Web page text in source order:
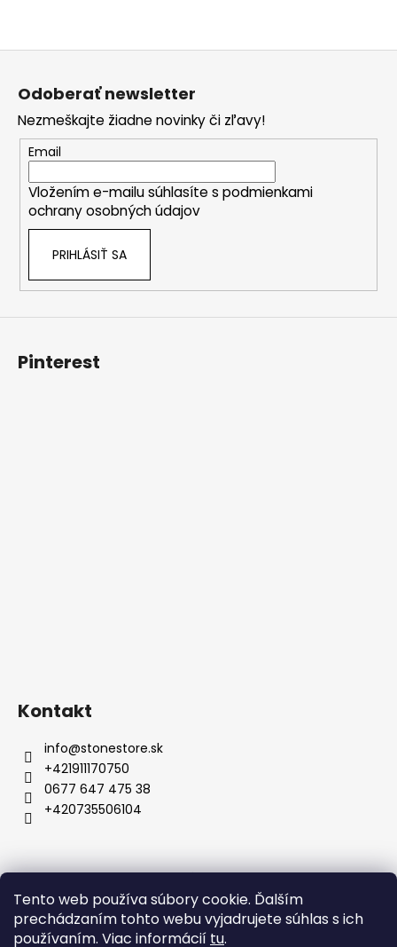
Tento web používa súbory cookie. Ďalším
prechádzaním tohto webu vyjadrujete súhlas s ich
používaním. Viac informácií tu.
Odoberať newsletter
Nezmeškajte žiadne novinky či zľavy!
Email
Vložením e-mailu súhlasíte s podmienkami
ochrany osobných údajov
PRIHLÁSIŤ SA
Pinterest
Kontakt
info@stonestore.sk
+421911170750
0677 647 475 38
+420735506104
Obchodné podmienky
Podmienky ochrany osobných údajov Veľkoobchod
Kontakty